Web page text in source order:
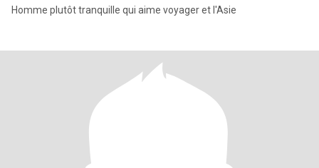
Homme plutôt tranquille qui aime voyager et l'Asie